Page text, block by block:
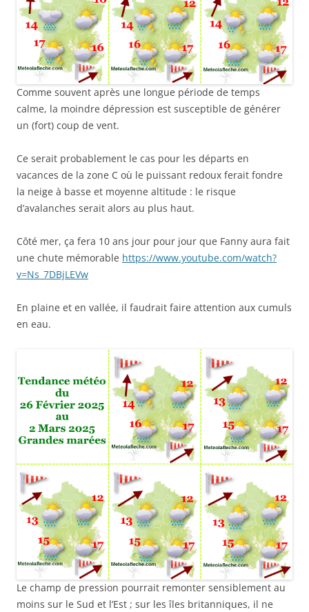
Comme souvent après une longue période de temps
calme, la moindre dépression est susceptible de générer
un (fort) coup de vent.
Ce serait probablement le cas pour les départs en
vacances de la zone C où le puissant redoux ferait fondre
la neige à basse et moyenne altitude : le risque
d’avalanches serait alors au plus haut.
Côté mer, ça fera 10 ans jour pour jour que Fanny aura fait
une chute mémorable https://www.youtube.com/watch?
v=Ns_7DBjLEVw
En plaine et en vallée, il faudrait faire attention aux cumuls
en eau.
Le champ de pression pourrait remonter sensiblement au
moins sur le Sud et l’Est ; sur les îles britanniques, il ne